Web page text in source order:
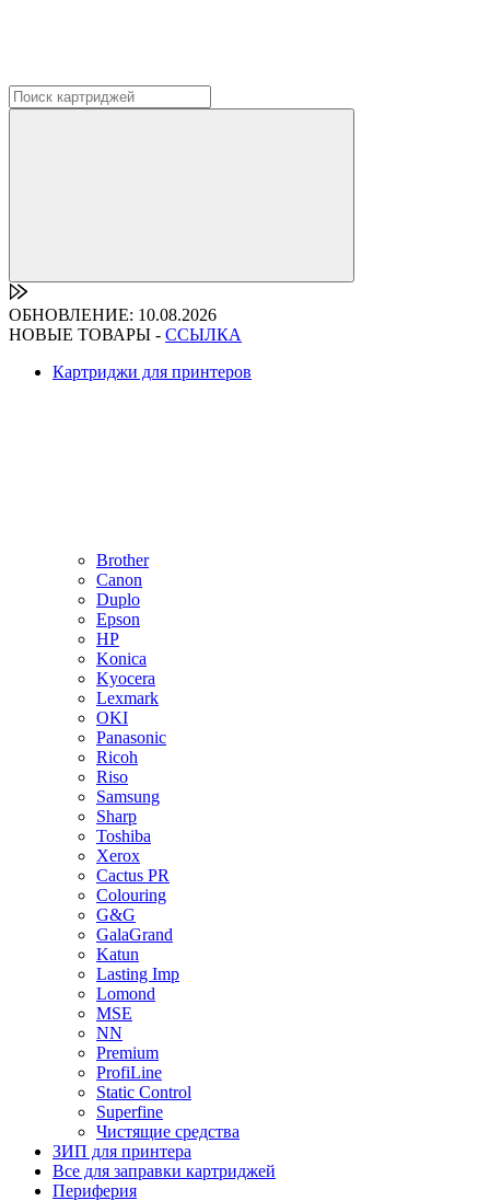
ОБНОВЛЕНИЕ: 10.08.2026
НОВЫЕ ТОВАРЫ - ССЫЛКА
Картриджи для принтеров
Brother
Canon
Duplo
Epson
HP
Konica
Kyocera
Lexmark
OKI
Panasonic
Ricoh
Riso
Samsung
Sharp
Toshiba
Xerox
Cactus PR
Colouring
G&G
GalaGrand
Katun
Lasting Imp
Lomond
MSE
NN
Premium
ProfiLine
Static Control
Superfine
Чистящие средства
ЗИП для принтера
Все для заправки картриджей
Периферия